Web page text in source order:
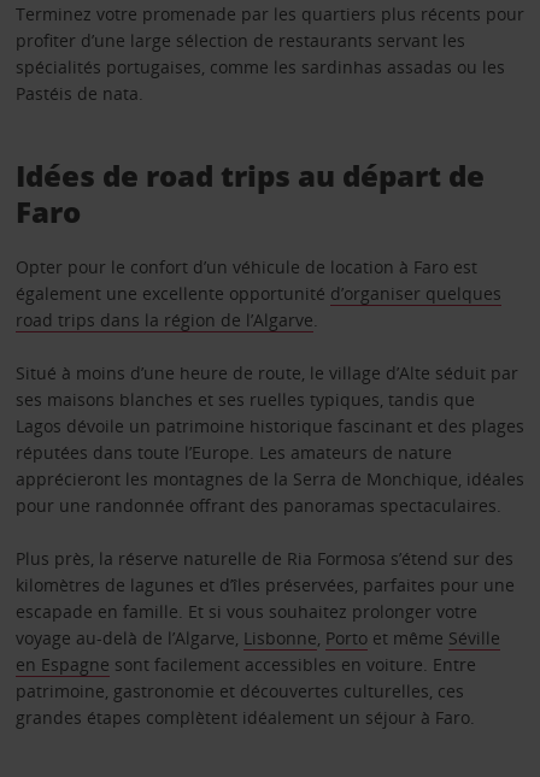
Terminez votre promenade par les quartiers plus récents pour
profiter d’une large sélection de restaurants servant les
spécialités portugaises, comme les sardinhas assadas ou les
Pastéis de nata.
Idées de road trips au départ de
Faro
Opter pour le confort d’un véhicule de location à Faro est
également une excellente opportunité d’organiser quelques
road trips dans la région de l’Algarve
Situé à moins d’une heure de route, le village d’Alte séduit par
ses maisons blanches et ses ruelles typiques, tandis que
Lagos dévoile un patrimoine historique fascinant et des plages
réputées dans toute l’Europe. Les amateurs de nature
apprécieront les montagnes de la Serra de Monchique, idéales
pour une randonnée offrant des panoramas spectaculaires.
Plus près, la réserve naturelle de Ria Formosa s’étend sur des
kilomètres de lagunes et d’îles préservées, parfaites pour une
escapade en famille. Et si vous souhaitez prolonger votre
voyage au-delà de l’Algarve, Lisbonne Portoet même Séville
en Espagne sont facilement accessibles en voiture. Entre
patrimoine, gastronomie et découvertes culturelles, ces
grandes étapes complètent idéalement un séjour à Faro.